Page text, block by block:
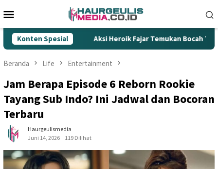
ke
Mobile
Konten Spesial
Ilegal Aksi Heroik Fajar Temukan Bocah Tenggelam
Beranda Life Entertainment
Jam Berapa Episode 6 Reborn Rookie
Tayang Sub Indo? Ini Jadwal dan Bocoran
Terbaru
Haurgeulismedia
Juni 14, 2026
119 Dilihat